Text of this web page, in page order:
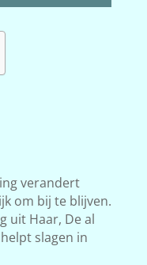
verandert
om bij te blijven.
uit Haar, De al
slagen in